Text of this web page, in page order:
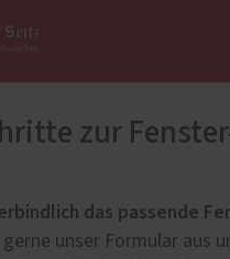
zur
das passende
gerne unser Formular aus